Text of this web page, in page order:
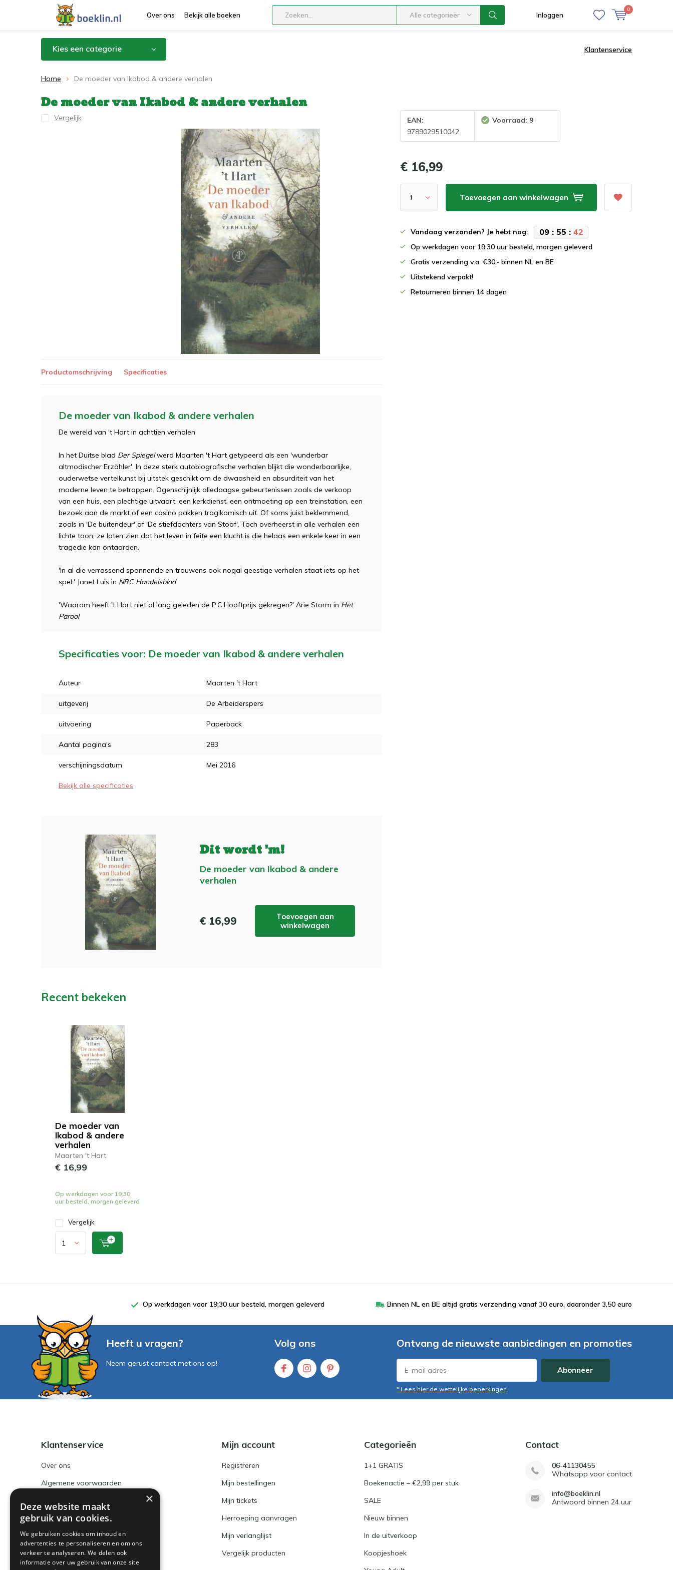
Over ons Bekijk alle boeken Alle categorieën Inloggen
0
Kies een categorie Klantenservice
Home De moeder van Ikabod & andere verhalen
De moeder van Ikabod & andere verhalen
Vergelijk
EAN:
9789029510042
Voorraad: 9
€ 16,99
Toevoegen aan winkelwagen
Vandaag verzonden? Je hebt nog: 09: 55 : 42
Op werkdagen voor 19:30 uur besteld, morgen geleverd
Gratis verzending v.a. €30,- binnen NL en BE
Uitstekend verpakt!
Retourneren binnen 14 dagen
Productomschrijving Specificaties
De moeder van Ikabod & andere verhalen
De wereld van 't Hart in achttien verhalen
In het Duitse blad Der Spiegelwerd Maarten 't Hart getypeerd als een 'wunderbar
altmodischer Erzähler'. In deze sterk autobiografische verhalen blijkt die wonderbaarlijke,
ouderwetse vertelkunst bij uitstek geschikt om de dwaasheid en absurditeit van het
moderne leven te betrappen. Ogenschijnlijk alledaagse gebeurtenissen zoals de verkoop
van een huis, een plechtige uitvaart, een kerkdienst, een ontmoeting op een treinstation, een
bezoek aan de markt of een casino pakken tragikomisch uit. Of soms juist beklemmend,
zoals in 'De buitendeur' of 'De stiefdochters van Stoof'. Toch overheerst in alle verhalen een
lichte toon; ze laten zien dat het leven in feite een klucht is die helaas een enkele keer in een
tragedie kan ontaarden.
'In al die verrassend spannende en trouwens ook nogal geestige verhalen staat iets op het
spel.' Janet Luis in NRC Handelsblad
'Waarom heeft 't Hart niet al lang geleden de P.C.Hooftprijs gekregen?' Arie Storm in Het
Parool
Specificaties voor: De moeder van Ikabod & andere verhalen
Auteur Maarten 't Hart
uitgeverij De Arbeiderspers
uitvoering Paperback
Aantal pagina's 283
verschijningsdatum Mei 2016
Bekijk alle specificaties
Dit wordt 'm!
De moeder van Ikabod & andere
verhalen
€ 16,99
Toevoegen aan
winkelwagen
Recent bekeken
De moeder van
Ikabod & andere
verhalen
Maarten 't Hart
€ 16,99
Op werkdagen voor 19:30
uur besteld, morgen geleverd
Vergelijk
Op werkdagen voor 19:30 uur besteld, morgen geleverd Binnen NL en BE altijd gratis verzending vanaf 30 euro, daaronder 3,50 euro
Heeft u vragen?
Neem gerust contact met ons op!
Volg ons Ontvang de nieuwste aanbiedingen en promoties
Abonneer
* Lees hier de wettelijke beperkingen
Klantenservice
Over ons
Algemene voorwaarden
Privacy Policy
Betaalmethoden en BTW nummer
Verzenden & retourneren
Mijn account
Registreren
Mijn bestellingen
Mijn tickets
Herroeping aanvragen
Mijn verlanglijst
Vergelijk producten
Categorieën
1+1 GRATIS
Boekenactie – €2,99 per stuk
SALE
Nieuw binnen
In de uitverkoop
Koopjeshoek
Contact
06-41130455
Whatsapp voor contact
info@boeklin.nl
Antwoord binnen 24 uur
×
Deze website maakt
gebruik van cookies.
We gebruiken cookies om inhoud en
advertenties te personaliseren en om ons
verkeer te analyseren. We delen ook
informatie over uw gebruik van onze site